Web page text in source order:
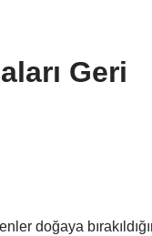
Geri
doğaya